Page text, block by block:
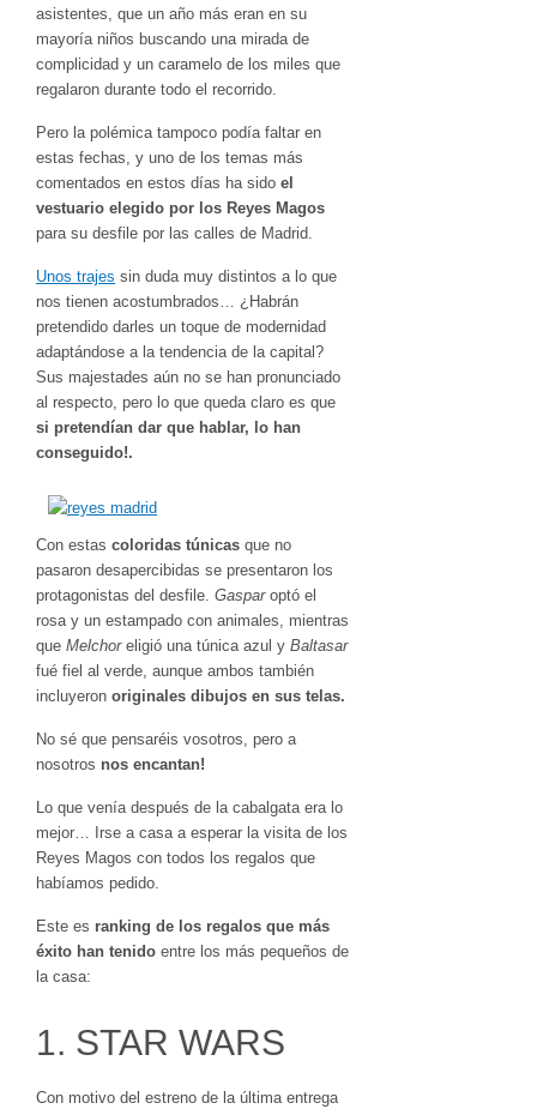
asistentes, que un año más eran en su
mayoría niños buscando una mirada de
complicidad y un caramelo de los miles que
regalaron durante todo el recorrido.
Pero la polémica tampoco podía faltar en
estas fechas, y uno de los temas más
comentados en estos días ha sido el
vestuario elegido por los Reyes Magos
para su desfile por las calles de Madrid.
Unos trajes sin duda muy distintos a lo que
nos tienen acostumbrados… ¿Habrán
pretendido darles un toque de modernidad
adaptándose a la tendencia de la capital?
Sus majestades aún no se han pronunciado
al respecto, pero lo que queda claro es que
si pretendían dar que hablar, lo han
conseguido!.
Con estas coloridas túnicas que no
pasaron desapercibidas se presentaron los
protagonistas del desfile. Gasparoptó el
rosa y un estampado con animales, mientras
que Melchoreligió una túnica azul y Baltasar
fué fiel al verde, aunque ambos también
incluyeron originales dibujos en sus telas.
No sé que pensaréis vosotros, pero a
nosotros nos encantan!
Lo que venía después de la cabalgata era lo
mejor… Irse a casa a esperar la visita de los
Reyes Magos con todos los regalos que
habíamos pedido.
Este es ranking de los regalos que más
éxito han tenido entre los más pequeños de
la casa:
1. STAR WARS
Con motivo del estreno de la última entrega